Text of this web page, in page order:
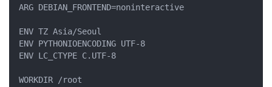
ARG DEBIAN_FRONTEND=noninteractive
ENV TZ Asia/Seoul
ENV PYTHONIOENCODING UTF-8
ENV LC_CTYPE C.UTF-8
WORKDIR /root